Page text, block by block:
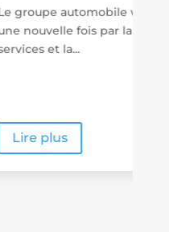
wallon s'illustre
qualité de ses